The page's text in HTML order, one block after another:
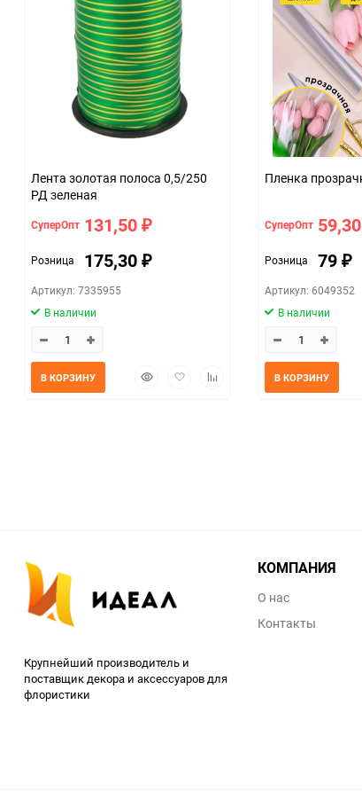
Лента золотая полоса 0,5/250
РД зеленая
СуперОпт 131,50 ₽
Розница 175,30 ₽
Артикул: 7335955
В наличии
БыстрыйДобавитьДобавить
В КОРЗИНУ
СуперОпт 59,30
Розница 79 ₽
Артикул: 6049352
В наличии
В КОРЗИНУ
Крупнейший производитель и
поставщик декора и аксессуаров для
флористики
КОМПАНИЯ
О нас
Контакты